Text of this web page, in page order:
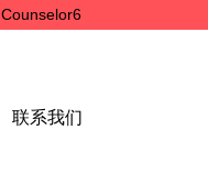
Counselor6
联系我们